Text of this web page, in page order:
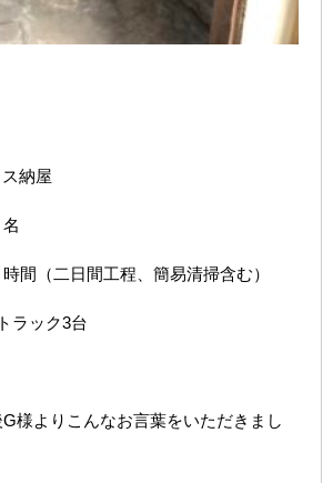
納屋
間（二日間工程、簡易清掃含む）
ラック3台
様よりこんなお言葉をいただきまし